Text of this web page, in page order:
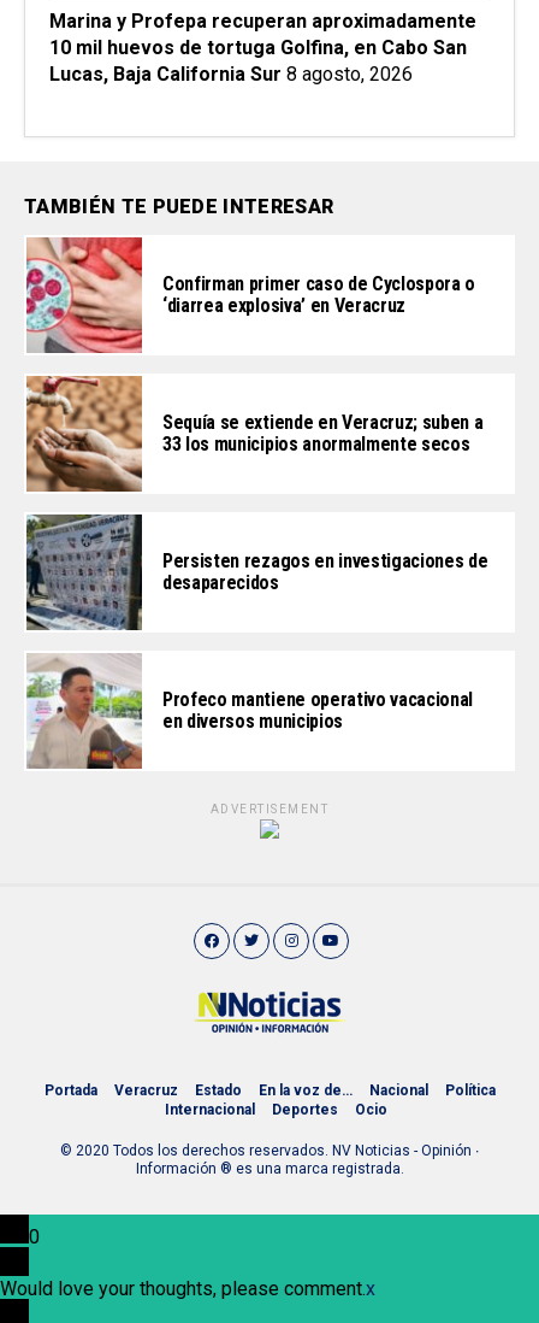
Marina y Profepa recuperan aproximadamente
10 mil huevos de tortuga Golfina, en Cabo San
Lucas, Baja California Sur 8 agosto, 2026
TAMBIÉN TE PUEDE INTERESAR
Confirman primer caso de Cyclospora o
‘diarrea explosiva’ en Veracruz
Sequía se extiende en Veracruz; suben a
33 los municipios anormalmente secos
Persisten rezagos en investigaciones de
desaparecidos
Profeco mantiene operativo vacacional
en diversos municipios
ADVERTISEMENT
Portada Veracruz Estado En la voz de… Nacional
Política
Internacional
Deportes Ocio
© 2020 Todos los derechos reservados. NV Noticias - Opinión ∙
Información ® es una marca registrada.
0
Would love your thoughts, please comment.x